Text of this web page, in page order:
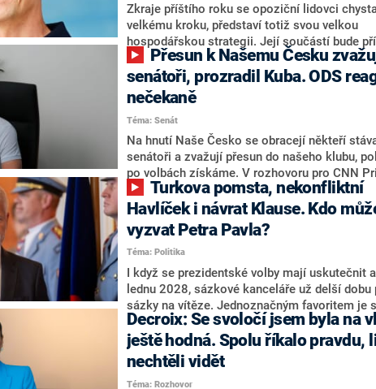
Zkraje příštího roku se opoziční lidovci
velkému kroku, představí totiž svou velkou
hospodářskou strategii. Její součástí bude
stárnutí populace, řekl ve středu na setkání s
nový předseda lidovců Jan Grolich. Ten
senátních volbách kandiduje ve Vyškově.
aktivitu opozice, o níž vládní strany nebo
komentátoři mluví jako o slabé a v defenzivě.
úmorná práce upozorňovat na chyby vlády.
námi navíc nechodí do debat. Chceme ale
svoje témata,“ odpověděl Grolich na dotaz
NEWS.
senátoři, prozradil Kuba. ODS
nečekaně
Téma: Senát
Na hnutí Naše Česko se obracejí někteří
senátoři a zvažují přesun do našeho klubu,
po volbách získáme. V rozhovoru pro CNN
NEWS to řekl zakladatel hnutí a jihočeský
Martin Kuba. Konkrétní nebyl, ale získat by
například senátora Zdeňka Hrabu, který je dnes
součástí klubu ODS a TOP 09. Hraba to na
redakce nevyloučil. Předseda klubu senátorů
Zdeněk Nytra redakci řekl, že počítá s
některých senátorů z klubu a že Naše Česko
nepřítel, ale soupeř.
Havlíček i návrat Klause. Kdo
vyzvat Petra Pavla?
Téma: Politika
I když se prezidentské volby mají uskutečnit
lednu 2028, sázkové kanceláře už delší
sázky na vítěze. Jednoznačným favoritem je
hlava státu Petr Pavel. Daleko za ním pak
zmiňují dva výrazné politiky ANO, tedy
Andreje Babiše a ministra průmyslu Karla
Oblíbeným tipem samotných sázkařů je
Decroix: Se svoločí jsem byla na
ještě hodná. Spolu říkalo pravdu,
nechtěli vidět
Téma: Rozhovor